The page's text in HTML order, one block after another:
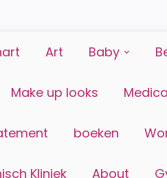
Art Baby
Make up looks
boeken
Kliniek About